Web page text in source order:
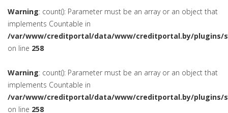
Warning: count(): Parameter must be an array or an object that
implements Countable in
/var/www/creditportal/data/www/creditportal.by/plugins/
on line 258
Warning: count(): Parameter must be an array or an object that
implements Countable in
/var/www/creditportal/data/www/creditportal.by/plugins/
on line 258